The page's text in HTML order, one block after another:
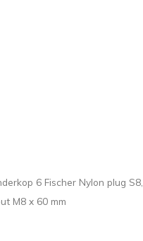
6 Fischer Nylon plug S8,
M8 x 60 mm